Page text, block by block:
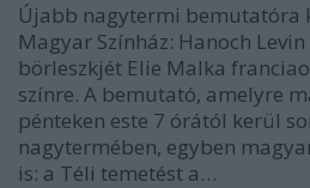
Újabb nagytermi bemutatóra
Magyar Színház: Hanoch
börleszkjét Elie Malka
színre. A bemutató, amelyre
pénteken este 7 órától kerül
nagytermében, egyben
is: a Téli temetést a…